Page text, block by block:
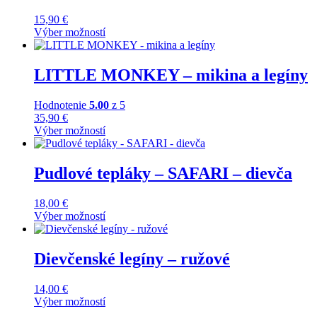
15,90 €
Výber možností
Tento
má
viacero
Možnosti
si
môžete
vybrať
stránke
produktu.
LITTLE MONKEY – mikina a legíny
Hodnotenie 5.00 z 5
35,90 €
Výber možností
Tento
má
viacero
Možnosti
si
môžete
na
stránke
produktu.
Pudlové tepláky – SAFARI – dievča
18,00 €
Výber možností
Tento
má
viacero
Možnosti
si
Dievčenské legíny – ružové
14,00 €
Výber možností